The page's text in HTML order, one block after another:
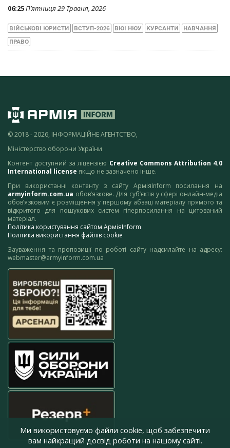
06:25П’ятниця 29 Травня, 2026
ВІЙСЬКОВІ ЮРИСТИ ВСТУП-2026 ВЮІ НЮУ КУРСАНТИ НАВЧАННЯ
ПРАВО
© 2018 - 2026, ІНФОРМАЦІЙНЕ АГЕНТСТВО,
Міністерство оборони України
Контент доступний за ліцензією Creative Commons Attribution 4.0
International license якщо не зазначено інше.
При використанні контенту з сайту АрміяInform посилання на
armyinform.com.ua обов’язкове. Для суб’єктів у сфері онлайн-медіа
обов’язковим є розміщення у першому абзаці матеріалу прямого та
відкритого для пошукових систем гіперпосилання на цитований
матеріал.
Політика користування сайтом АрміяInform
Політика використання файлів cookie
Зауваження та пропозиції по роботі сайту надсилайте на адресу:
webmaster@armyinform.com.ua
Ми використовуємо файли cookie, щоб забезпечити
вам найкращий досвід роботи на нашому сайті.